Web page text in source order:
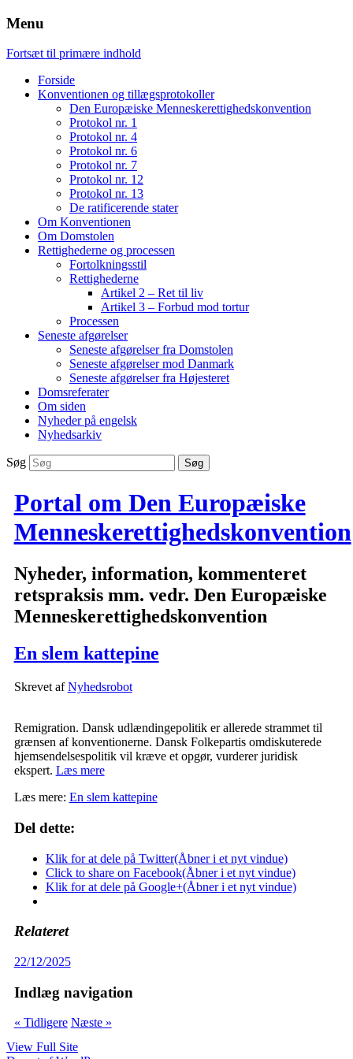
Menu
Fortsæt til primære indhold
Forside
Konventionen og tillægsprotokoller
Den Europæiske Menneskerettighedskonvention
Protokol nr. 1
Protokol nr. 4
Protokol nr. 6
Protokol nr. 7
Protokol nr. 12
Protokol nr. 13
De ratificerende stater
Om Konventionen
Om Domstolen
Rettighederne og processen
Fortolkningsstil
Rettighederne
Artikel 2 – Ret til liv
Artikel 3 – Forbud mod tortur
Processen
Seneste afgørelser
Seneste afgørelser fra Domstolen
Seneste afgørelser mod Danmark
Seneste afgørelser fra Højesteret
Domsreferater
Om siden
Nyheder på engelsk
Nyhedsarkiv
Søg
Portal om Den Europæiske
Menneskerettighedskonvention
Nyheder, information, kommenteret
retspraksis mm. vedr. Den Europæiske
Menneskerettighedskonvention
En slem kattepine
Skrevet afNyhedsrobot
Remigration. Dansk udlændingepolitik er allerede strammet til
grænsen af konventionerne. Dansk Folkepartis omdiskuterede
hjemsendelsespolitik vil kræve et opgør, vurderer juridisk
ekspert. Læs mere
Læs mere: En slem kattepine
Del dette:
Klik for at dele på Twitter(Åbner i et nyt vindue)
Click to share on Facebook(Åbner i et nyt vindue)
Klik for at dele på Google+(Åbner i et nyt vindue)
Relateret
22/12/2025
Indlæg navigation
« Tidligere Næste »
View Full Site